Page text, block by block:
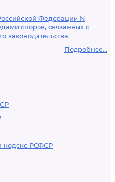
Федерации N
споров, связанных с
законодательства"
Подробнее...
кодекс РСФСР